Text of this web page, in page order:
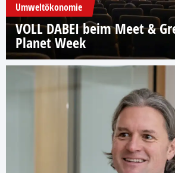
Umweltökonomie
VOLL DABEI beim Meet &
Planet Week